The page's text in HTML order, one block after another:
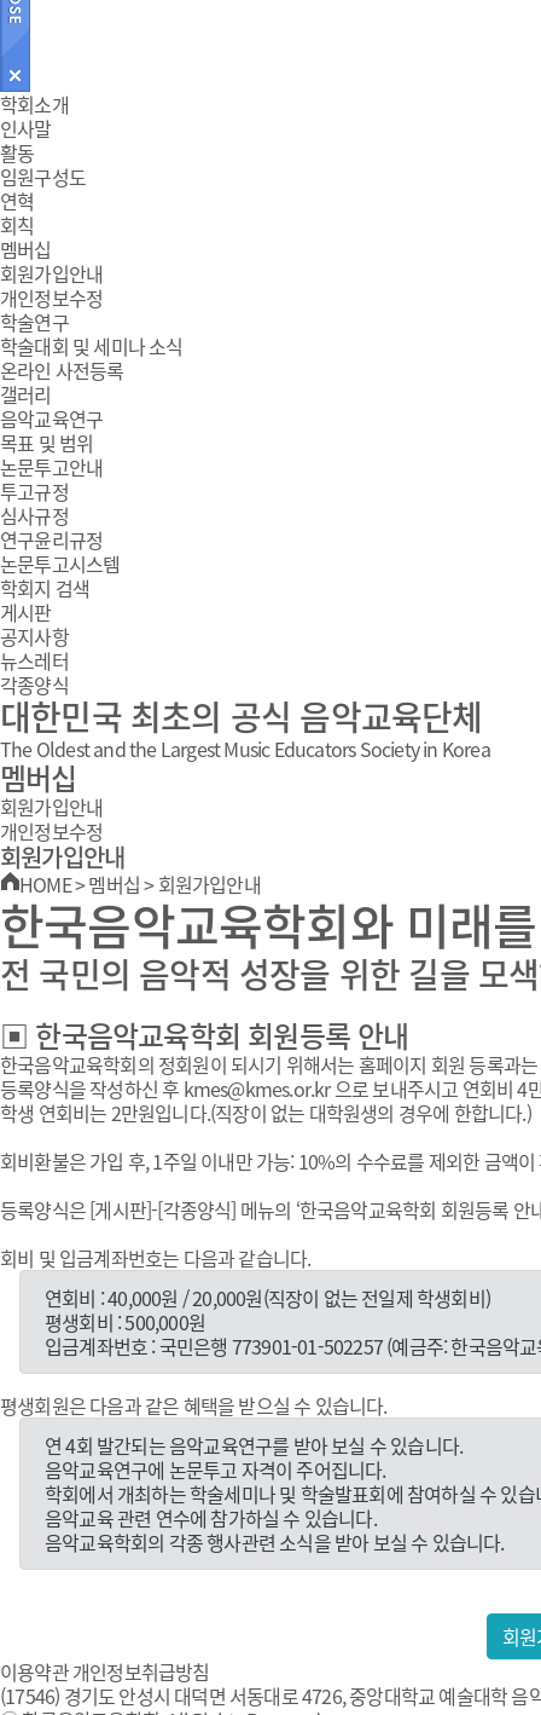
주
메
뉴
학회소개
인사말
활동
임원구성도
연혁
회칙
멤버십
회원가입안내
개인정보수정
학술연구
학술대회 및 세미나 소식
온라인 사전등록
갤러리
음악교육연구
목표 및 범위
논문투고안내
투고규정
심사규정
연구윤리규정
논문투고시스템
학회지 검색
게시판
공지사항
뉴스레터
각종양식
대한민국 최초의 공식 음악교육단체
The Oldest and the Largest Music Educators Society in Korea
멤버십
회원가입안내
개인정보수정
회원가입안내
HOME>멤버십>회원가입안내
한국음악교육학회와 미래
전 국민의 음악적 성장을 위한 길을 모
▣ 한국음악교육학회 회원등록 안내
한국음악교육학회의 정회원이 되시기 위해서는 홈페이지 회원 등록과
등록양식을 작성하신 후 kmes@kmes.or.kr 으로 보내주시고 연회비 4
학생 연회비는 2만원입니다.(직장이 없는 대학원생의 경우에 한합니다.)
회비환불은 가입 후, 1주일 이내만 가능: 10%의 수수료를 제외한 금액
등록양식은 [게시판]-[각종양식] 메뉴의 ‘한국음악교육학회 회원등록 안
회비 및 입금계좌번호는 다음과 같습니다.
연회비 : 40,000원 / 20,000원(직장이 없는 전일제 학생회비)
평생회비 : 500,000원
입금계좌번호 : 국민은행 773901-01-502257 (예금주: 한국음악
평생회원은 다음과 같은 혜택을 받으실 수 있습니다.
연 4회 발간되는 음악교육연구를 받아 보실 수 있습니다.
음악교육연구에 논문투고 자격이 주어집니다.
학회에서 개최하는 학술세미나 및 학술발표회에 참여하실 수 있습
음악교육 관련 연수에 참가하실 수 있습니다.
음악교육학회의 각종 행사관련 소식을 받아 보실 수 있습니다.
회
이용약관개인정보취급방침
(17546) 경기도 안성시 대덕면 서동대로 4726, 중앙대학교 예술대학 음